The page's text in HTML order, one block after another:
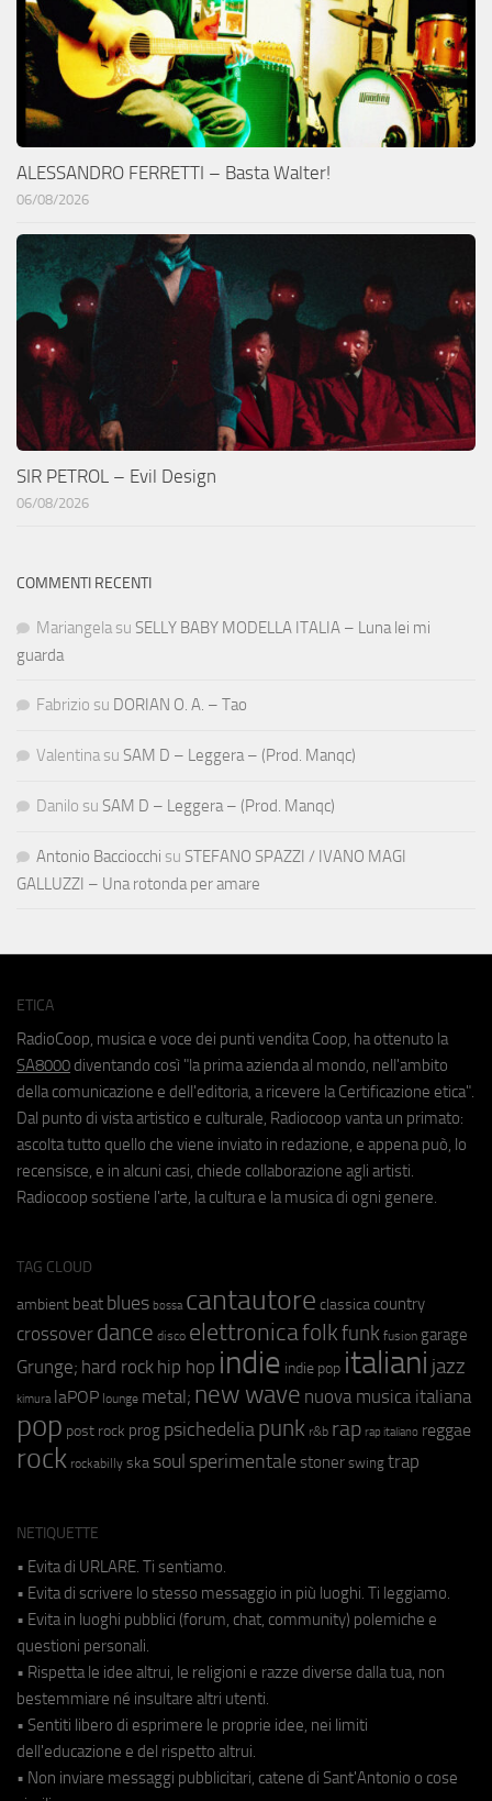
ALESSANDRO FERRETTI – Basta Walter!
06/08/2026
SIR PETROL – Evil Design
06/08/2026
COMMENTI RECENTI
Mariangela su SELLY BABY MODELLA ITALIA – Luna lei mi
guarda
Fabrizio su DORIAN O. A. – Tao
Valentina su SAM D – Leggera – (Prod. Manqc)
Danilo su SAM D – Leggera – (Prod. Manqc)
Antonio Bacciocchi su STEFANO SPAZZI / IVANO MAGI
GALLUZZI – Una rotonda per amare
ETICA
RadioCoop, musica e voce dei punti vendita Coop, ha ottenuto la
SA8000 diventando così "la prima azienda al mondo, nell'ambito
della comunicazione e dell'editoria, a ricevere la Certificazione etica".
Dal punto di vista artistico e culturale, Radiocoop vanta un primato:
ascolta tutto quello che viene inviato in redazione, e appena può, lo
recensisce, e in alcuni casi, chiede collaborazione agli artisti.
Radiocoop sostiene l'arte, la cultura e la musica di ogni genere.
TAG CLOUD
ambient beat blues bossa cantautore classica country
crossover dance disco elettronicafolkfunk fusion garage
Grunge; hard rock hip hop indie indie pop italiani jazz
kimura laPOP lounge metal; new wave nuova musica italiana
pop post rock prog psichedeliapunk r&b rap rap italiano reggae
rock rockabilly ska soul sperimentale stoner swing trap
NETIQUETTE
• Evita di URLARE. Ti sentiamo.
• Evita di scrivere lo stesso messaggio in più luoghi. Ti leggiamo.
• Evita in luoghi pubblici (forum, chat, community) polemiche e
questioni personali.
• Rispetta le idee altrui, le religioni e razze diverse dalla tua, non
bestemmiare né insultare altri utenti.
• Sentiti libero di esprimere le proprie idee, nei limiti
dell'educazione e del rispetto altrui.
• Non inviare messaggi pubblicitari, catene di Sant'Antonio o cose